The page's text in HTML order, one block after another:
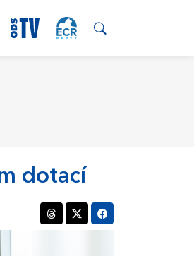
dotací